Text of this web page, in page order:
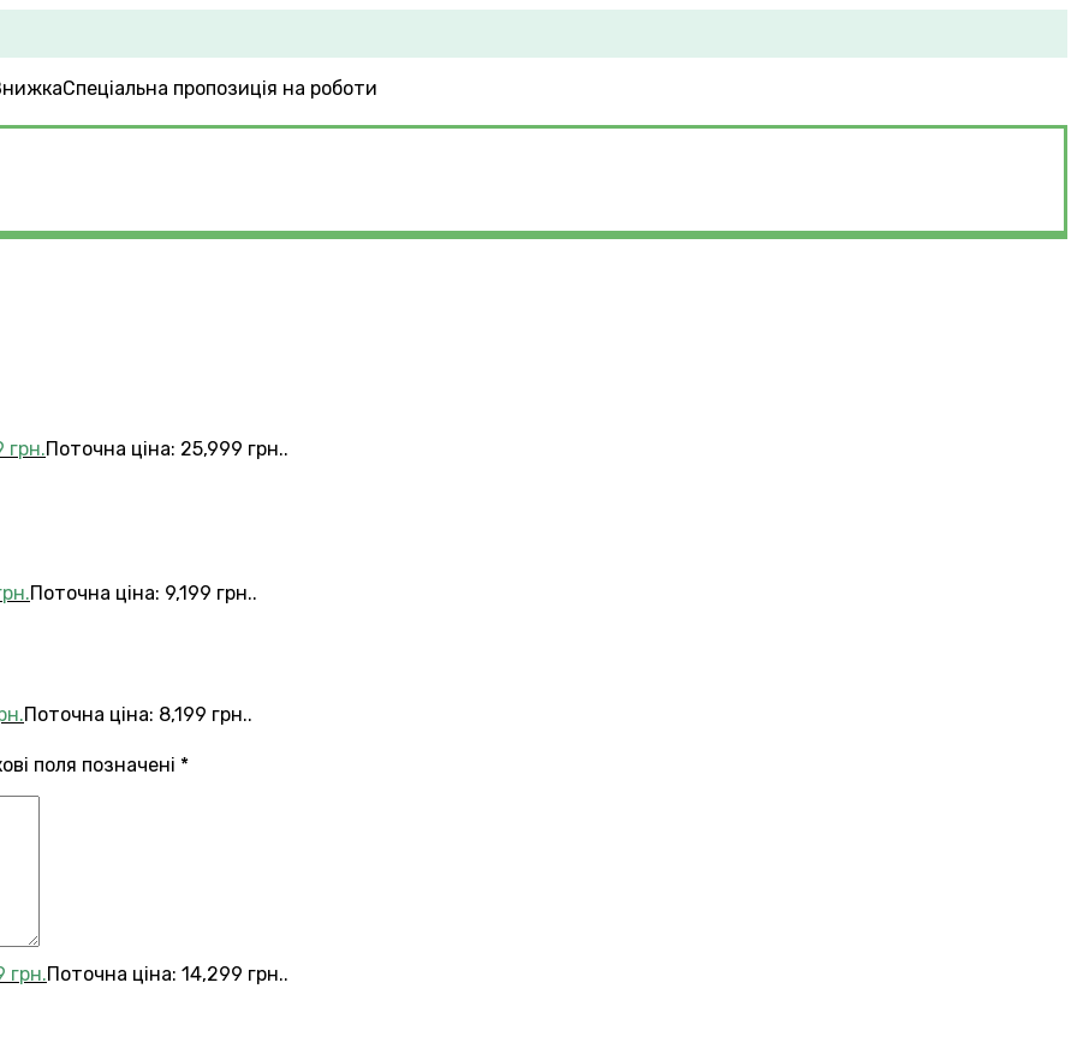
Спеціальна пропозиція на роботи
грн.Поточна ціна: 25,999 грн..
Поточна ціна: 9,199 грн..
Поточна ціна: 8,199 грн..
грн.Поточна ціна: 14,299 грн..
поля позначені *